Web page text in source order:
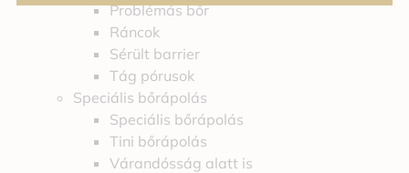
Problémás bőr
Ráncok
Sérült barrier
Tág pórusok
Speciális bőrápolás
Speciális bőrápolás
Tini bőrápolás
Várandósság alatt is